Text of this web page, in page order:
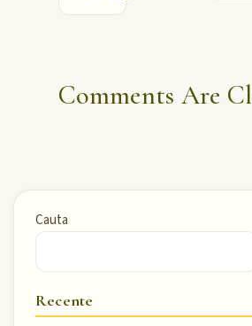
Comments Are
Cauta
Recente